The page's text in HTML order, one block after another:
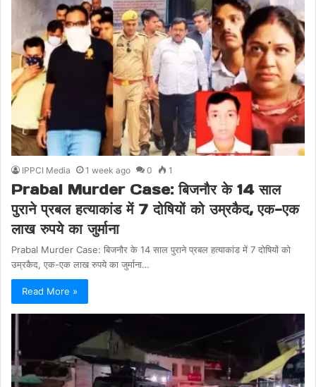
IPPCI Media 1 week ago 0 1
Prabal Murder Case: बिजनौर के 14 साल
पुराने प्रबल हत्याकांड में 7 दोषियों को उम्रकैद, एक-एक
लाख रुपये का जुर्माना
Prabal Murder Case: बिजनौर के 14 साल पुराने प्रबल हत्याकांड में 7 दोषियों को
उम्रकैद, एक-एक लाख रुपये का जुर्माना…
Read More »